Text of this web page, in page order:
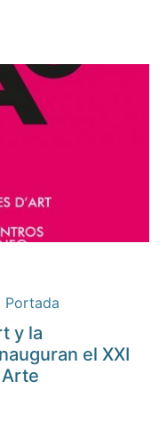
Portada
y la
el XXI